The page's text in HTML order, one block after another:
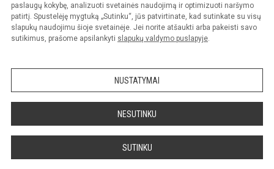
paslaugų kokybę, analizuoti svetainės naudojimą ir optimizuoti naršymo
patirtį. Spustelėję mygtuką „Sutinku“, jūs patvirtinate, kad sutinkate su visų
slapukų naudojimu šioje svetainėje. Jei norite atšaukti arba pakeisti savo
sutikimus, prašome apsilankyti slapukų valdymo puslapyje.
NUSTATYMAI
NESUTINKU
SUTINKU
Kopijuoti turinį be raštiško gimnazijos sutikimo griežtai draudžiama.
Versija neįgaliesiems Slapukų politika
Sumanus būdas atnaujinti